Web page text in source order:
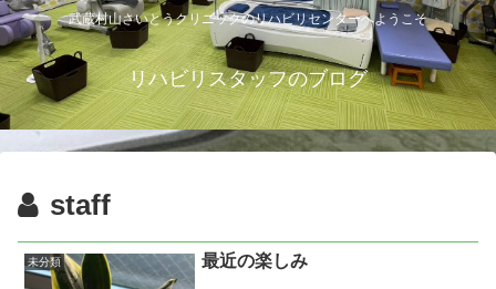
武蔵村山さいとうクリニックのリハビリセンターへようこそ
リハビリスタッフのブログ
staff
未分類 最近の楽しみ